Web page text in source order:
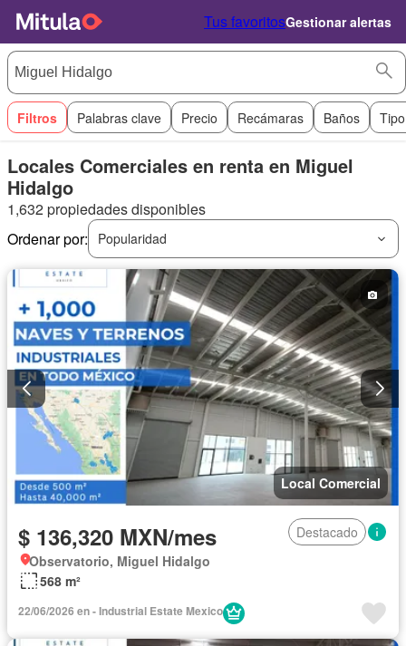
Tus favoritosGestionar alertas
Filtros Palabras clave Precio Recámaras Baños
Locales Comerciales en renta en Miguel
Hidalgo
1,632 propiedades disponibles
Ordenar por:
Popularidad
Local Comercial
$ 136,320 MXN/mes
Destacado
Observatorio, Miguel Hidalgo
568 m²
22/06/2026 en - Industrial Estate Mexico